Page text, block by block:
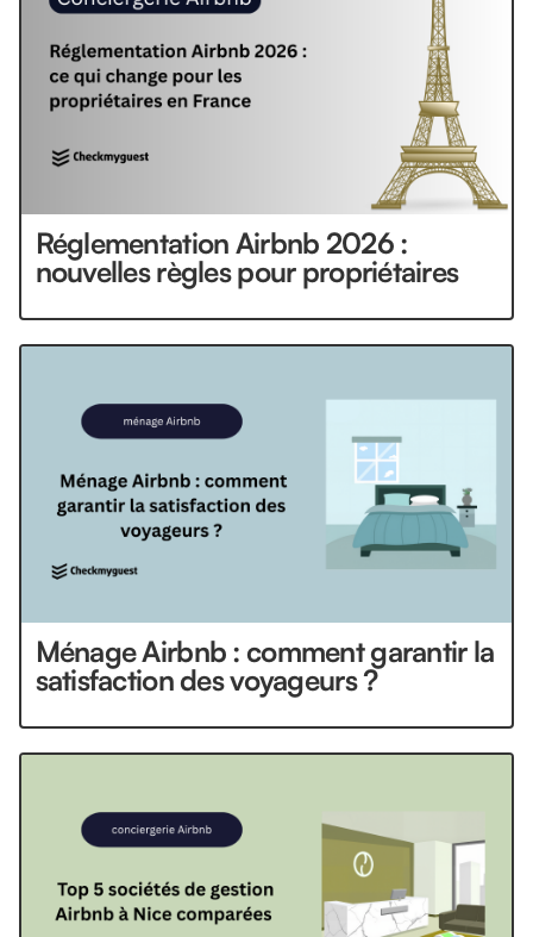
Réglementation Airbnb 2026 :
nouvelles règles pour propriétaires
Ménage Airbnb : comment garantir la
satisfaction des voyageurs ?